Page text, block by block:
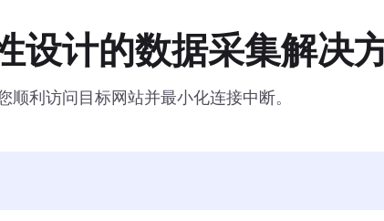
设计的数据采集解决
顺利访问目标网站并最小化连接中断。